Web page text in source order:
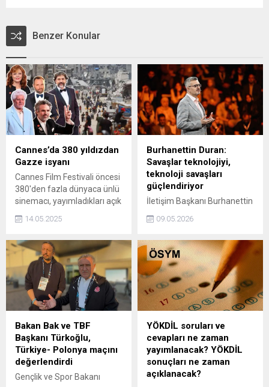
Benzer Konular
Cannes’da 380 yıldızdan
Gazze isyanı
Cannes Film Festivali öncesi
380'den fazla dünyaca ünlü
sinemacı, yayımladıkları açık
İsrail'in Gazze'de
Mektupta, sinemanın
adaletsizlik karşısında
sessiz kalamayacağı
vurgulandı.
14.05.2025
Burhanettin Duran:
Savaşlar teknolojiyi,
teknoloji savaşları
güçlendiriyor
İletişim Başkanı Burhanettin
kapsamında düzenlenen
konuştu. Duran, Teknoloji
dediğimiz şey çoğu zaman
savaşlarla gelişmiş. Şimdi bu
sarmal, yani savaşlar
teknolojiyi geliştirirken
teknoloji tekrar savaşları
güçlendiriyor. Artık teknoloji
şirketleri bize bir takım
mecraları sunmuyorlar, aynı
zamanda bizleri kontrol
eden, bizlerin anlatılarını
kuran çok etkili...
09.05.2026
Bakan Bak ve TBF
Başkanı Türkoğlu,
Türkiye- Polonya maçını
değerlendirdi
Gençlik ve Spor Bakanı
YÖKDİL soruları ve
cevapları ne zaman
yayımlanacak? YÖKDİL
sonuçları ne zaman
açıklanacak?